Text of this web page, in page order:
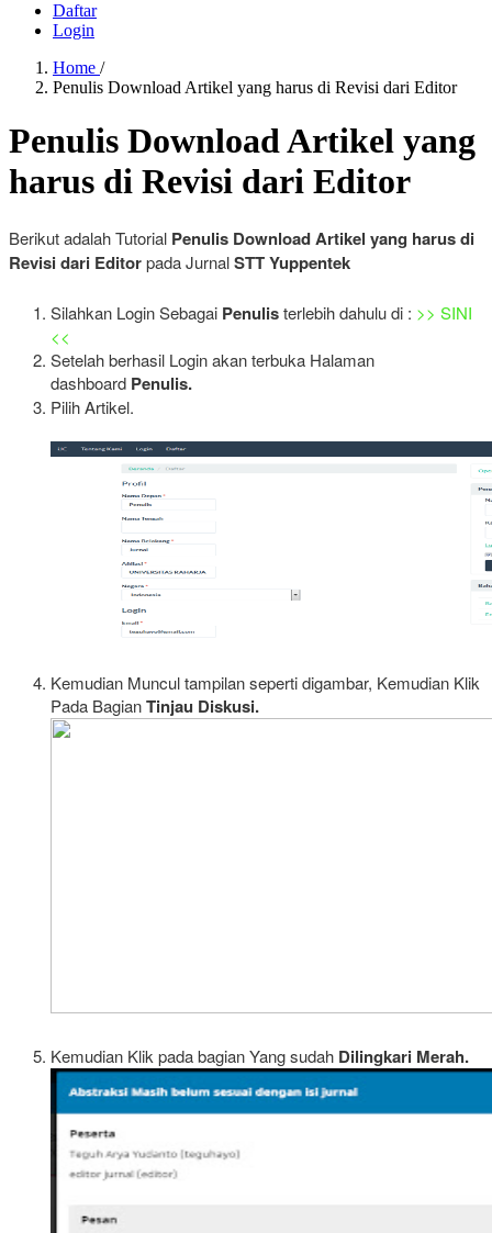
Daftar
Login
Home /
Penulis Download Artikel yang harus di Revisi dari Editor
Penulis Download Artikel yang
harus di Revisi dari Editor
Berikut adalah Tutorial Penulis Download Artikel yang harus di
Revisi dari Editorpada JurnalSTT Yuppentek
Silahkan Login Sebagai Penulisterlebih dahulu di : >> SINI
<<
Setelah berhasil Login akan terbuka Halaman
dashboardPenulis.
Pilih Artikel.
Kemudian Muncul tampilan seperti digambar, Kemudian Klik
Pada BagianTinjau Diskusi.
Kemudian Klik pada bagian Yang sudah Dilingkari Merah.